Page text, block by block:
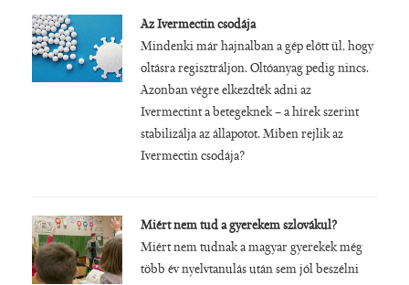
Az Ivermectin csodája
Mindenki már hajnalban a gép előtt ül, hogy
oltásra regisztráljon. Oltóanyag pedig nincs.
Azonban végre elkezdték adni az
Ivermectint a betegeknek – a hírek szerint
stabilizálja az állapotot. Miben rejlik az
Ivermectin csodája?
Miért nem tud a gyerekem szlovákul?
Miért nem tudnak a magyar gyerekek még
több év nyelvtanulás után sem jól beszélni